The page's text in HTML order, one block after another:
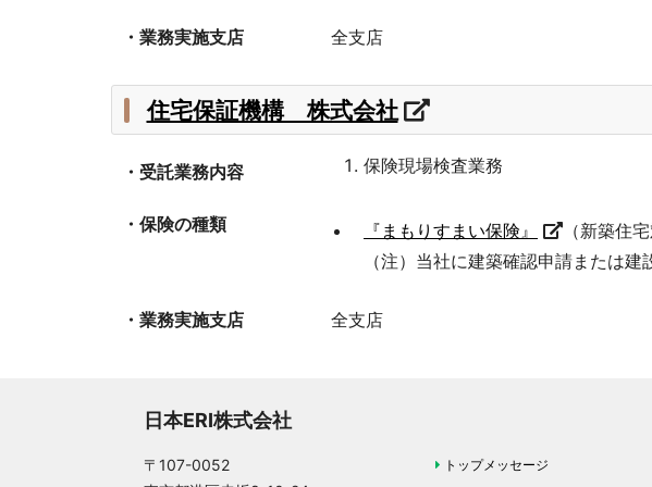
・業務実施支店 全支店
住宅保証機構 株式会社
・受託業務内容 保険現場検査業務
・保険の種類 『まもりすまい保険』
（新築住宅
（注）当社に建築確認申請または
・業務実施支店 全支店
日本ERI株式会社
〒107-0052
トップメッセージ